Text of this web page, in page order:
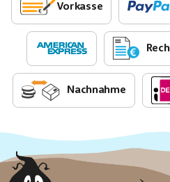
Vorkasse
Nachnahme